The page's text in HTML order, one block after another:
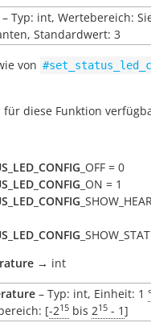
– Typ: int, Wertebereich:
Standardwert: 3
von
für diese Funktion
_OFF = 0
_ON = 1
→ int
– Typ: int, Einheit: 1
[-215 bis 215 - 1]